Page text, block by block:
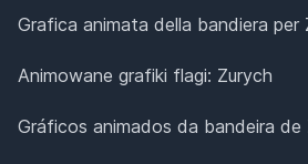
Grafica animata della bandiera per
Animowane grafiki flagi: Zurych
Gráficos animados da bandeira de